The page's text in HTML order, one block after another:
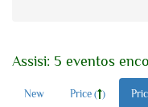
Assisi: 5 eventos
New Price ( )